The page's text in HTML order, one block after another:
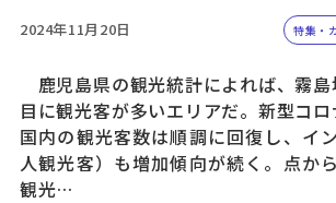
2024年11月20日 特集・
鹿児島県の観光統計によれば、霧
目に観光客が多いエリアだ。新型コロ
国内の観光客数は順調に回復し、イ
人観光客）も増加傾向が続く。点か
観光…